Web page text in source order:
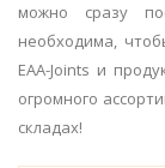
можно сразу
необходима,
EAA-Joints и
огромного
складах!